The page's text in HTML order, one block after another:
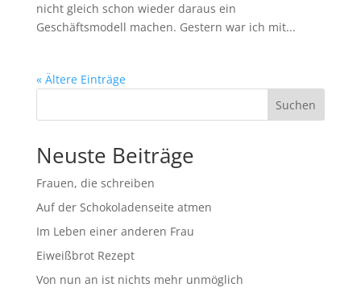
nicht gleich schon wieder daraus ein
Geschäftsmodell machen. Gestern war ich mit...
« Ältere Einträge
Suchen
Neuste Beiträge
Frauen, die schreiben
Auf der Schokoladenseite atmen
Im Leben einer anderen Frau
Eiweißbrot Rezept
Von nun an ist nichts mehr unmöglich